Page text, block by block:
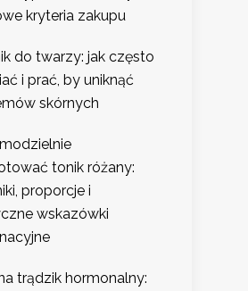
kryteria zakupu
do twarzy: jak często
i prać, by uniknąć
skórnych
tonik różany:
proporcje i
wskazówki
trądzik hormonalny: